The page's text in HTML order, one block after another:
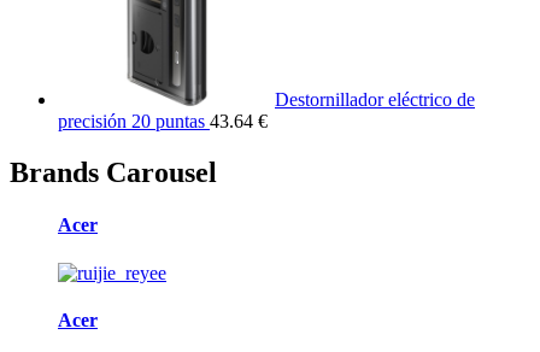
Destornillador eléctrico de
precisión 20 puntas 43.64 €
Brands Carousel
Acer
Acer